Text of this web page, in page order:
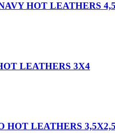
HOT LEATHERS
LEATHERS 3Х4
LEATHERS 3,5Х2,5